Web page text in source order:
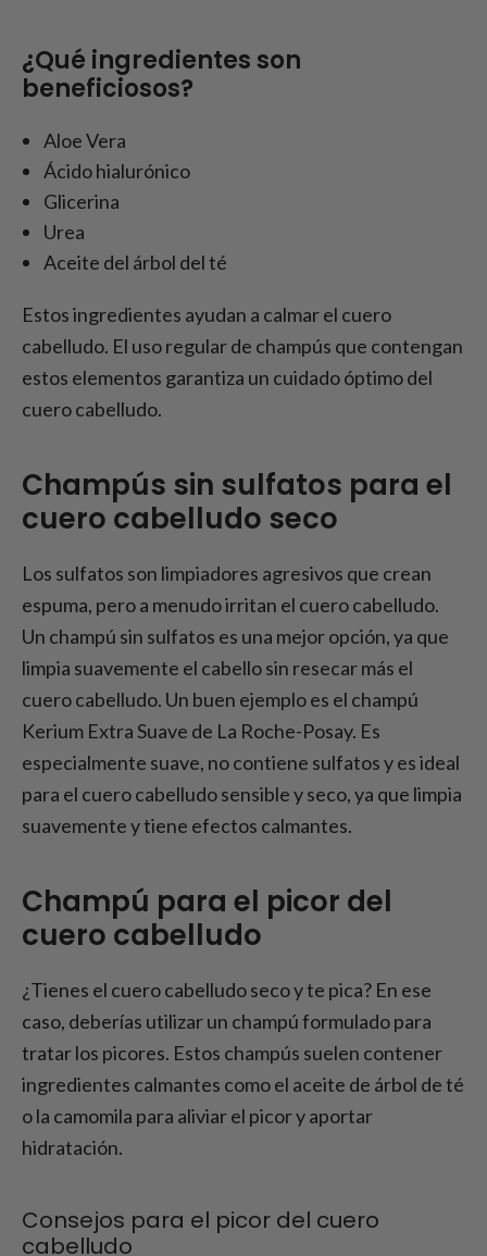
¿Qué ingredientes son
beneficiosos?
Aloe Vera
Ácido hialurónico
Glicerina
Urea
Aceite del árbol del té
Estos ingredientes ayudan a calmar el cuero
cabelludo. El uso regular de champús que contengan
estos elementos garantiza un cuidado óptimo del
cuero cabelludo.
Champús sin sulfatos para el
cuero cabelludo seco
Los sulfatos son limpiadores agresivos que crean
espuma, pero a menudo irritan el cuero cabelludo.
Un champú sin sulfatos es una mejor opción, ya que
limpia suavemente el cabello sin resecar más el
cuero cabelludo. Un buen ejemplo es el champú
Kerium Extra Suave de La Roche-Posay. Es
especialmente suave, no contiene sulfatos y es ideal
para el cuero cabelludo sensible y seco, ya que limpia
suavemente y tiene efectos calmantes.
Champú para el picor del
cuero cabelludo
¿Tienes el cuero cabelludo seco y te pica? En ese
caso, deberías utilizar un champú formulado para
tratar los picores. Estos champús suelen contener
ingredientes calmantes como el aceite de árbol de té
o la camomila para aliviar el picor y aportar
hidratación.
Consejos para el picor del cuero
cabelludo